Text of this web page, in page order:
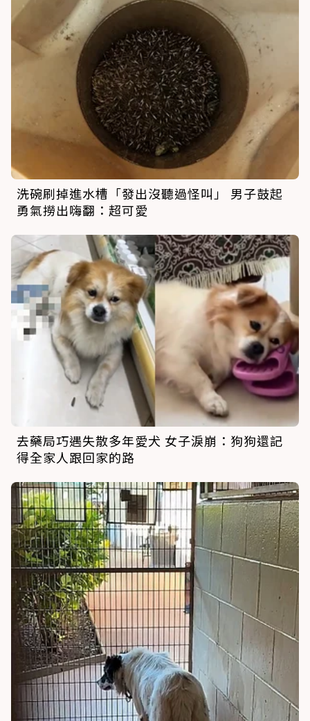
洗碗刷掉進水槽「發出沒聽過怪叫」 男子鼓起
勇氣撈出嗨翻：超可愛
去藥局巧遇失散多年愛犬 女子淚崩：狗狗還記
得全家人跟回家的路